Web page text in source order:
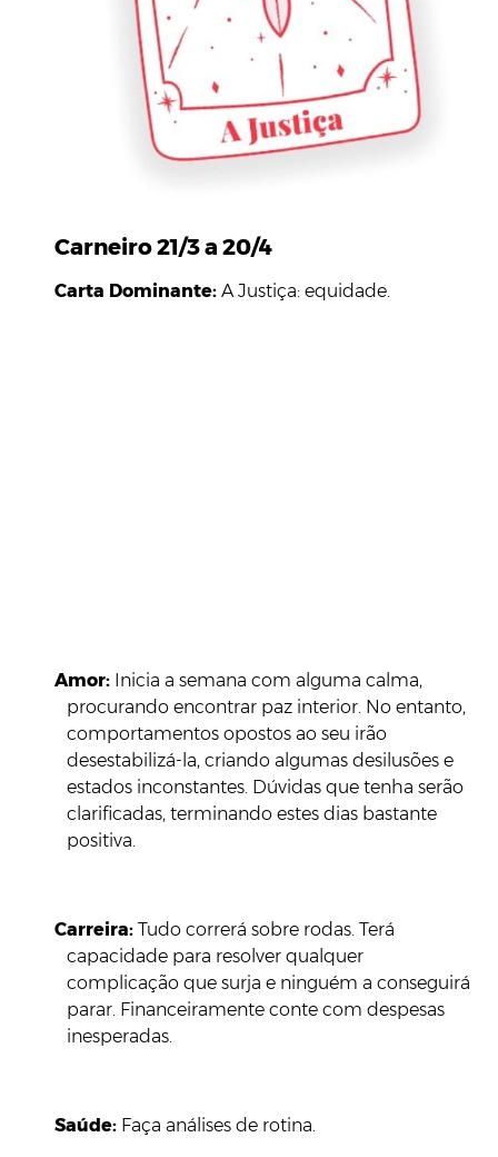
Carneiro 21/3 a 20/4
Carta Dominante:A Justiça: equidade.
Amor:Inicia a semana com alguma calma,
procurando encontrar paz interior. No entanto,
comportamentos opostos ao seu irão
desestabilizá-la, criando algumas desilusões e
estados inconstantes. Dúvidas que tenha serão
clarificadas, terminando estes dias bastante
positiva.
Carreira:Tudo correrá sobre rodas. Terá
capacidade para resolver qualquer
complicação que surja e ninguém a conseguirá
parar. Financeiramente conte com despesas
inesperadas.
Saúde: Faça análises de rotina.